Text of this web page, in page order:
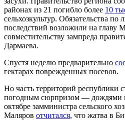
районах из 21 погибло более 10
сельхозкультур. Обязательства
последствий возложили на главу
совместительству зампреда
Дармаева.
Спустя неделю предварительно
гектарах поврежденных посевов.
Но часть территорий республики
погодным сюрпризом — дождями
октябре замминистра сельского
Маляров отчитался, что жатва в